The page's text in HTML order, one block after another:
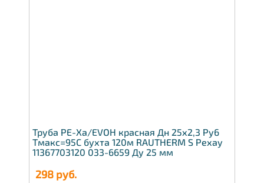
Труба PE-Xa/EVOH красная Дн 25х2,3 Ру6
Тмакс=95C бухта 120м RAUTHERM S Рехау
11367703120 033-6659 Ду 25 мм
298 руб.